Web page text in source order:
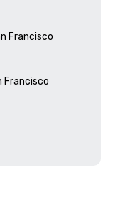
Francisco
Francisco
Francisco